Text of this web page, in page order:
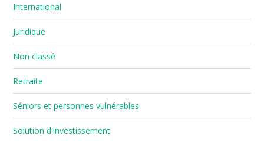
International
Juridique
Non classé
Retraite
Séniors et personnes vulnérables
Solution d'investissement